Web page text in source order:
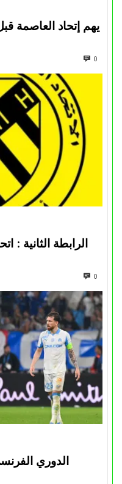
يهم إتحاد العاصمة
0
الرابطة الثانية :
0
الدوري